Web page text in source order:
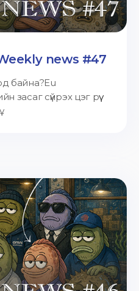
news #47
байна?Eu
засаг сүйрэх цэг рүү